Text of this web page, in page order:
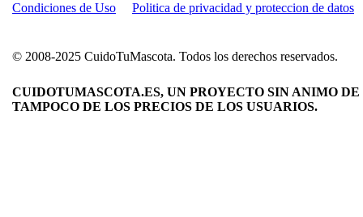
Condiciones de Uso Politica de privacidad y proteccion de datos
© 2008-2025 CuidoTuMascota. Todos los derechos reservados.
CUIDOTUMASCOTA.ES, UN PROYECTO SIN ANIMO
TAMPOCO DE LOS PRECIOS DE LOS USUARIOS.